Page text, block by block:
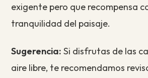
exigente pero que recompensa
tranquilidad del paisaje.
Sugerencia: Si disfrutas de las
aire libre, te recomendamos